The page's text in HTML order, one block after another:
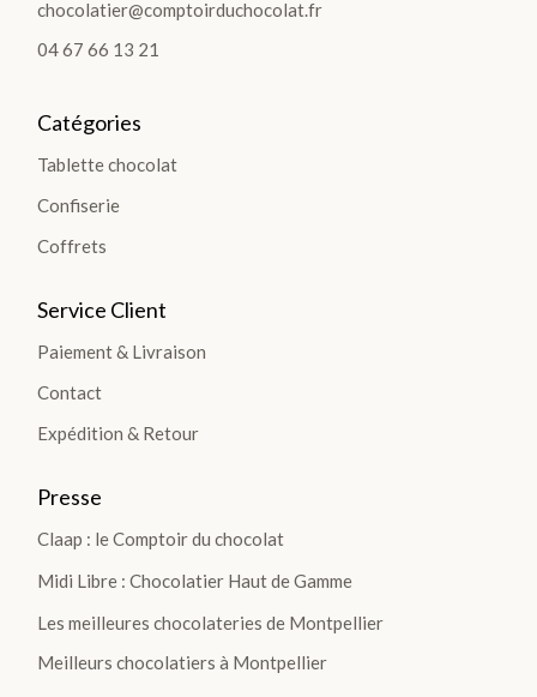
LES
COF
FRE
TS
LES
PLA
NTA
TIO
NS
>
chocolatier@comptoirduchocolat.fr
04 67 66 13 21
Catégories
Tablette chocolat
Confiserie
Coffrets
Service Client
Paiement & Livraison
Contact
Expédition & Retour
Presse
Claap : le Comptoir du chocolat
Midi Libre : Chocolatier Haut de Gamme
Les meilleures chocolateries de Montpellier
Meilleurs chocolatiers à Montpellier